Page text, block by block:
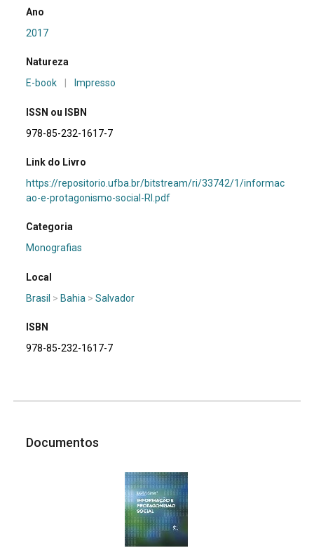
Ano
2017
Natureza
E-book
Impresso
ISSN ou ISBN
978-85-232-1617-7
Link do Livro
https://repositorio.ufba.br/bitstream/ri/33742/1/informac
ao-e-protagonismo-social-RI.pdf
Categoria
Monografias
Local
Brasil > Bahia >Salvador
ISBN
978-85-232-1617-7
Documentos